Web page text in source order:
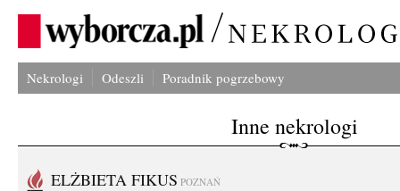
Nekrologi Odeszli Poradnik pogrzebowy
Inne nekrologi
ELŻBIETA FIKUS POZNAŃ